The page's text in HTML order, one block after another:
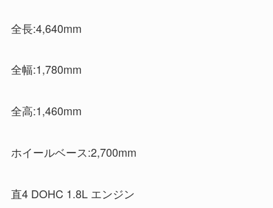
全長:4,640mm
全幅:1,780mm
全高:1,460mm
ホイールベース:2,700mm
直4 DOHC 1.8L エンジン